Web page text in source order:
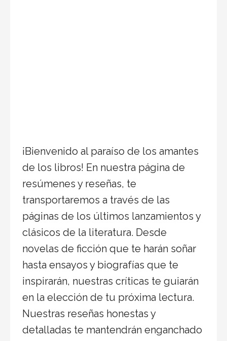
¡Bienvenido al paraíso de los amantes
de los libros! En nuestra página de
resúmenes y reseñas, te
transportaremos a través de las
páginas de los últimos lanzamientos y
clásicos de la literatura. Desde
novelas de ficción que te harán soñar
hasta ensayos y biografías que te
inspirarán, nuestras críticas te guiarán
en la elección de tu próxima lectura.
Nuestras reseñas honestas y
detalladas te mantendrán enganchado